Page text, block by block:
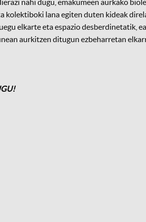
nahi dugu, emakumeen aurkako
lana egiten duten kideak
elkarte eta espazio desberdinetatik,
aurkitzen ditugun ezbeharretan